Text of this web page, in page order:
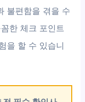
불편함을 겪을 수
한 체크 포인트
을 할 수 있습니